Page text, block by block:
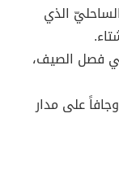
الذي
فصل الصيف،
على مدار